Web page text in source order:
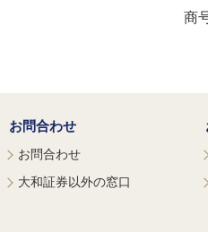
商
お問合わせ
お問合わせ
大和証券以外の窓口